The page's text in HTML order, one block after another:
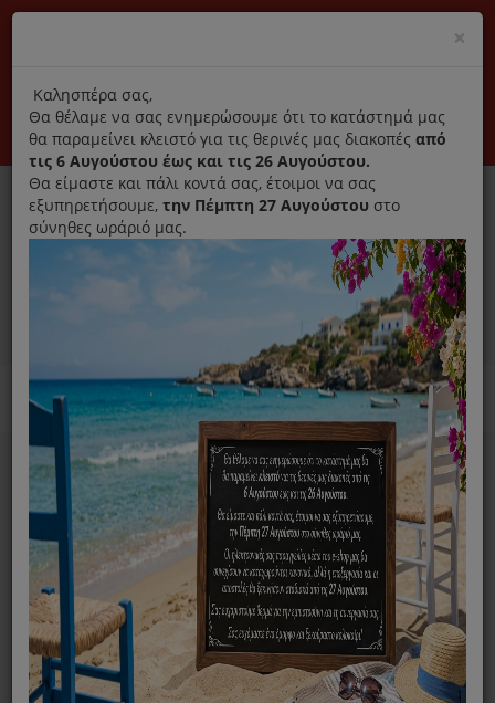
Αποκλειστικά γνήσια ανταλλακτικά
Σύνδεση Εγγραφή Εταιρεία Επικοινωνία
0
Ανταλλακτικά ηλεκτρικών συσκευών MENU
Home
Σκούπα
Original Σακούλες Σκούπας Hoover H8 Sensotronic
×
title
Καλησπέρα σας,
Θα θέλαμε να σας ενημερώσουμε ότι το κατάστημά μας
θα παραμείνει κλειστό για τις θερινές μας διακοπές από
τις 6 Αυγούστου έως και τις 26 Αυγούστου.
Θα είμαστε και πάλι κοντά σας, έτοιμοι να σας
εξυπηρετήσουμε, την Πέμπτη 27 Αυγούστου στο
σύνηθες ωράριό μας.